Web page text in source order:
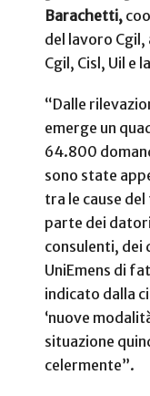
Barachetti,
del lavoro Cgil,
Cgil, Cisl, Uil e
“Dalle
emerge un
64.800
sono state
tra le cause
parte dei
consulenti, dei
UniEmens di
indicato dalla
‘nuove
situazione
celermente”.